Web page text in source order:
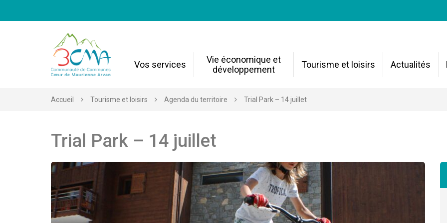
Vos services
Vie économique et
développement
Tourisme et loisirs Actualités
Accueil Tourisme et loisirs Agenda du territoire Trial Park – 14 juillet
Trial Park – 14 juillet